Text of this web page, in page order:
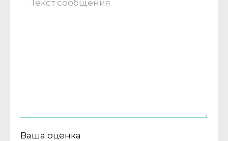
Ваша оценка